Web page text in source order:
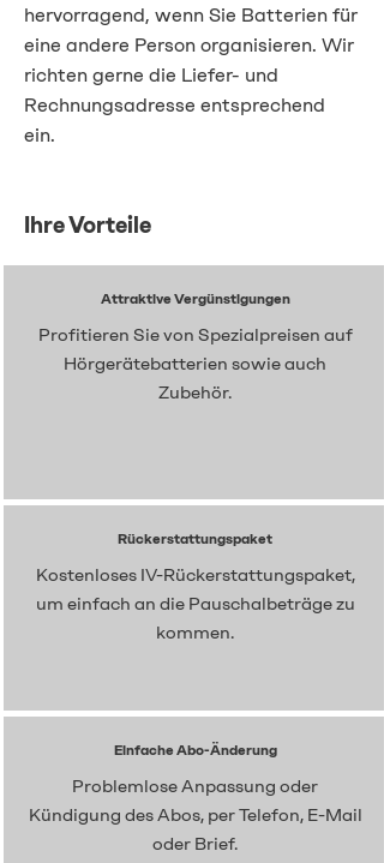
hervorragend, wenn Sie Batterien für
eine andere Person organisieren. Wir
richten gerne die Liefer- und
Rechnungsadresse entsprechend
ein.
Ihre Vorteile
Attraktive Vergünstigungen
Profitieren Sie von Spezialpreisen auf
Hörgerätebatterien sowie auch
Zubehör.
Rückerstattungspaket
Kostenloses IV-Rückerstattungspaket,
um einfach an die Pauschalbeträge zu
kommen.
Einfache Abo-Änderung
Problemlose Anpassung oder
Kündigung des Abos, per Telefon, E-Mail
oder Brief.